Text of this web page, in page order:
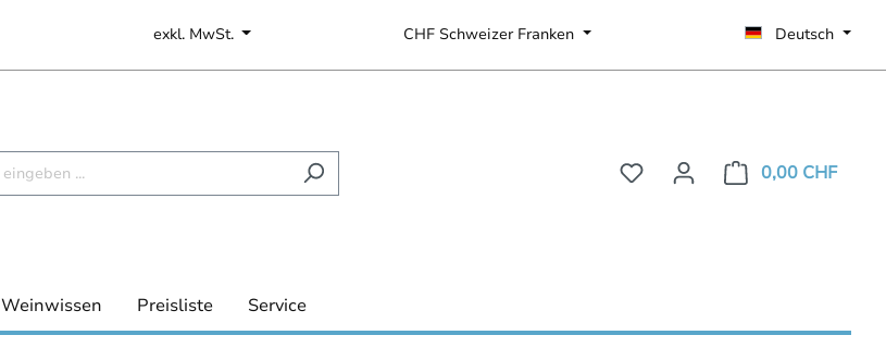
exkl. MwSt. CHF Schweizer Franken Deutsch
0,00 CHF
Weinwissen Preisliste Service